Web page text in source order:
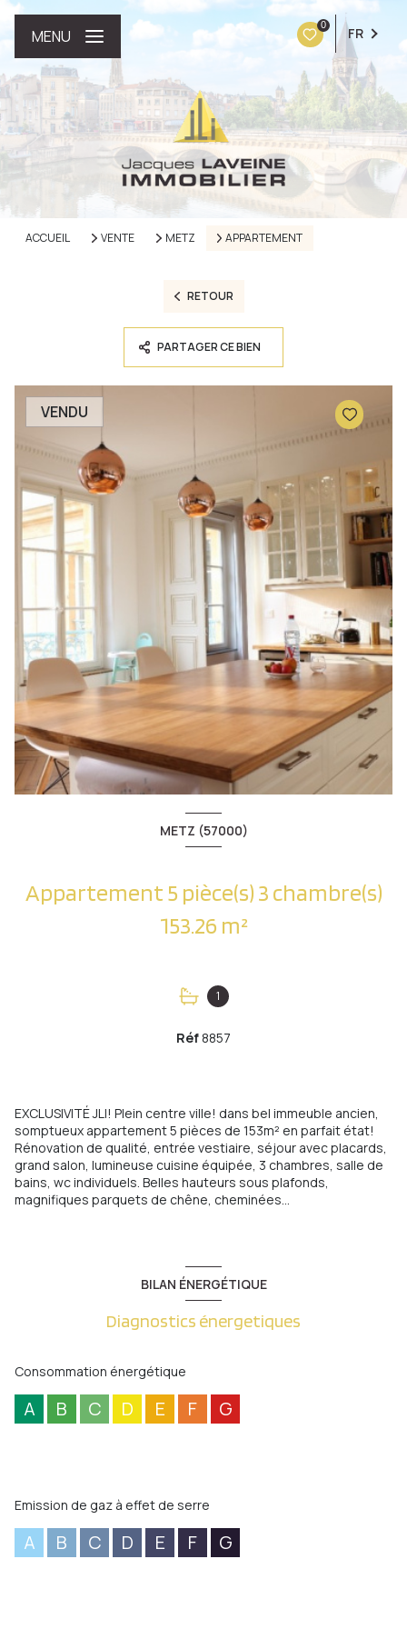
0 FR
MENU
ACCUEIL VENTE METZ APPARTEMENT
RETOUR
PARTAGER CE BIEN
VENDU
METZ (57000)
Appartement 5 pièce(s) 3 chambre(s)
153.26 m²
1
Réf 8857
EXCLUSIVITÉ JLI! Plein centre ville! dans bel immeuble ancien,
somptueux appartement 5 pièces de 153m² en parfait état!
Rénovation de qualité, entrée vestiaire, séjour avec placards,
grand salon, lumineuse cuisine équipée, 3 chambres, salle de
bains, wc individuels. Belles hauteurs sous plafonds,
magnifiques parquets de chêne, cheminées...
BILAN ÉNERGÉTIQUE
Diagnostics énergetiques
Consommation énergétique
A B C D E F G
Emission de gaz à effet de serre
A B C D E F G